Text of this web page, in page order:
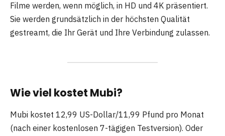
Filme werden, wenn möglich, in HD und 4K präsentiert.
Sie werden grundsätzlich in der höchsten Qualität
gestreamt, die Ihr Gerät und Ihre Verbindung zulassen.
Wie viel kostet Mubi?
Mubi kostet 12,99 US-Dollar/11,99 Pfund pro Monat
(nach einer kostenlosen 7-tägigen Testversion). Oder